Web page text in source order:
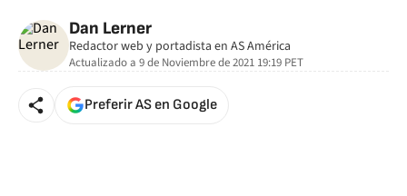
Dan Lerner
Redactor web y portadista en AS América
Actualizado a 9 de Noviembre de 2021 19:19 PET
Preferir AS en Google